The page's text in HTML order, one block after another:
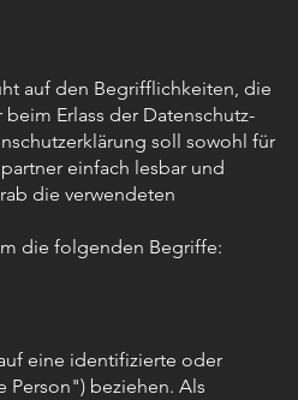
auf den Begrifflichkeiten, die
Erlass der Datenschutz-
soll sowohl für
einfach lesbar und
die verwendeten
die folgenden Begriffe:
eine identifizierte oder
Person") beziehen. Als